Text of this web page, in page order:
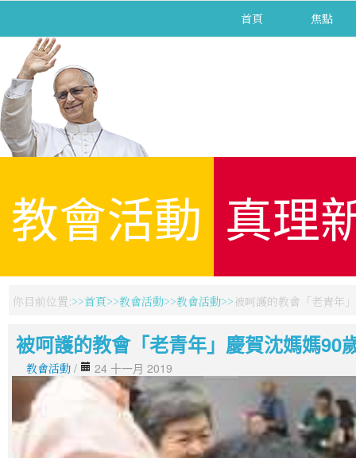
首頁 焦點
教會活動 真理
你目前位置: 首頁 教會活動 教會活動 被呵護的教會「老青年
被呵護的教會「老青年」慶賀沈媽媽90
教會活動 / 24 十一月 2019